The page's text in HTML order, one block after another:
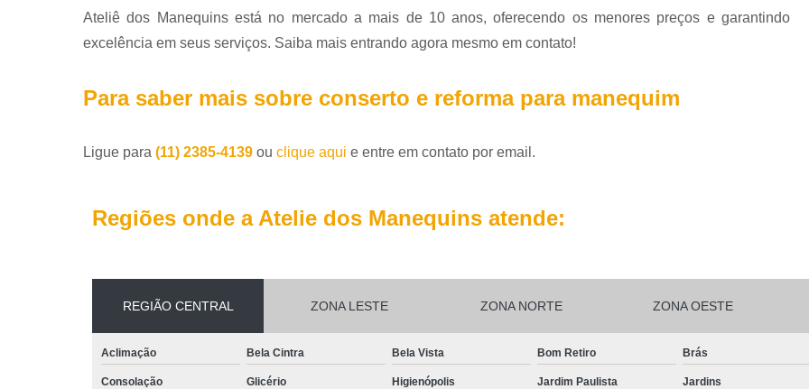
Manequim Meio Corpo de
Manequim
Manequim Cabeça
Manequim Cabeça de
Manequim com Cabeça
Ateliê dos Manequins está no mercado a mais de 10 anos, oferecendo os menores preços e garantindo
excelência em seus serviços. Saiba mais entrando agora mesmo em contato!
Para saber mais sobre conserto e reforma para manequim
Ligue para (11) 2385-4139 ou clique aqui e entre em contato por email.
Regiões onde a Atelie dos Manequins atende:
REGIÃO CENTRAL ZONA LESTE ZONA NORTE ZONA OESTE
Aclimação Bela Cintra Bela Vista Bom Retiro Brás
Consolação Glicério Higienópolis Jardim Paulista Jardins